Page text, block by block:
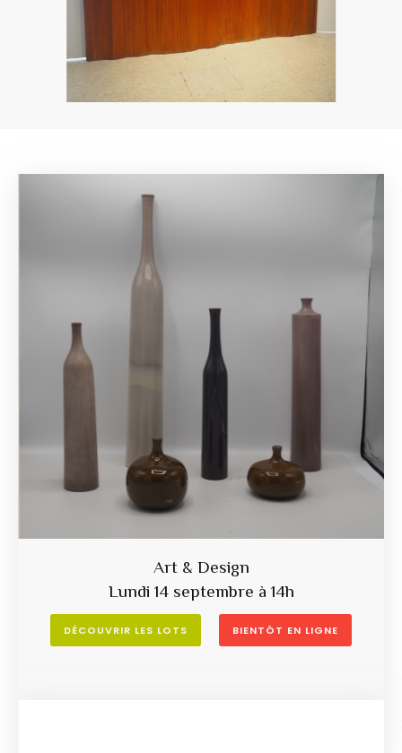
Art & Design
Lundi 14 septembre à 14h
DÉCOUVRIR LES LOTS BIENTÔT EN LIGNE